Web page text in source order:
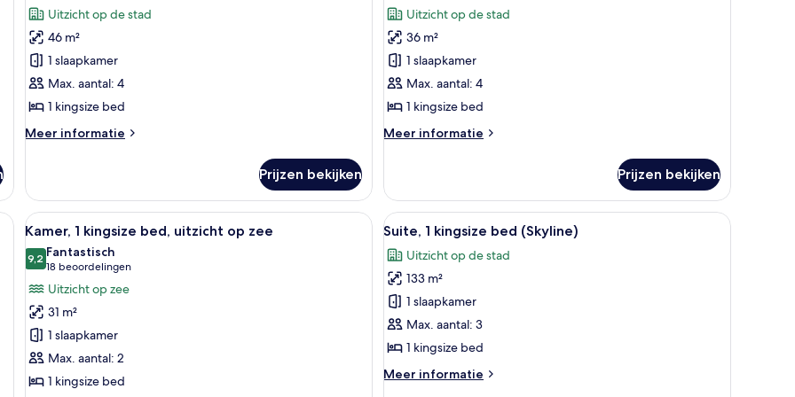
Suite,
1
slaapkamer
(Mediterranean)
laden
beoordelingen)
Uitzicht op de stad
46 m²
1 slaapkamer
Max. aantal: 4
1 kingsize bed
Meer informatie
Meer
1
slaapkamer
(Mediterranean)
Prijzen bekijken
Kamer,
1
kingsize
bed
laden
beoordelingen)
Uitzicht op de stad
36 m²
1 slaapkamer
Max. aantal: 4
1 kingsize bed
Meer informatie
Meer
1
kingsize
bed
Prijzen bekijken
een bureau, een stoel en uitzicht op zee en de stad.
Alle
foto's
voor
Kamer,
1
kingsize
bed,
uitzicht
op
Een moderne hotelkamer met een groot bed, een nachtkastje, een bureau en een ronde tafel.
8
Kamer, 1 kingsize bed, uitzicht op zee
9,29,2 van 10
Fantastisch
18 beoordelingen
(18
beoordelingen)
Uitzicht op zee
31 m²
1 slaapkamer
Max. aantal: 2
1 kingsize bed
Alle
foto's
voor
Suite,
kingsize
bed
laden
Een moderne eetruimte met uitzicht over
15
Suite, 1 kingsize bed (Skyline)
Uitzicht op de stad
133 m²
1 slaapkamer
Max. aantal: 3
1 kingsize bed
Meer informatie
Meer